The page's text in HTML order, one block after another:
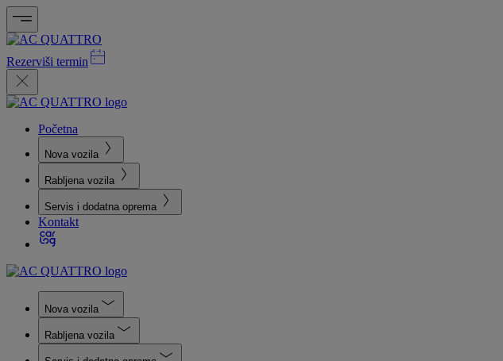
Rezerviši termin
Početna
Nova vozila
Rabljena vozila
Servis i dodatna oprema
Kontakt
Nova vozila
Rabljena vozila